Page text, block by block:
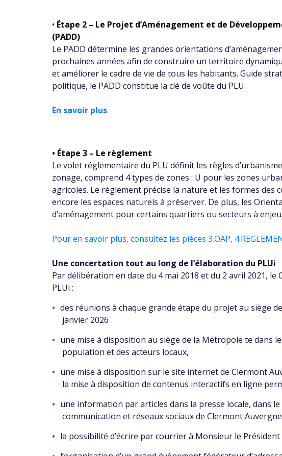
• Étape 2 – Le Projet d’Aménagement et de
(PADD)
Le PADD détermine les grandes orientations
prochaines années afin de construire un territoire
et améliorer le cadre de vie de tous les habitants. Guide
politique, le PADD constitue la clé de voûte du PLU.
En savoir plus
• Étape 3 – Le règlement
Le volet réglementaire du PLU définit les règles
zonage, comprend 4 types de zones : U pour les zones
agricoles. Le règlement précise la nature et les formes
encore les espaces naturels à préserver. De plus, les
d’aménagement pour certains quartiers ou secteurs à
Pour en savoir plus, consultez les pièces 3.OAP,
Une concertation tout au long de l’élaboration du PLUi
Par délibération en date du 4 mai 2018 et du 2 avril 2021,
PLUi :
des réunions à chaque grande étape du projet au siège
janvier 2026
une mise à disposition au siège de la Métropole te dans
population et des acteurs locaux,
une mise à disposition sur le site internet de Clermont
la mise à disposition de contenus interactifs en ligne
une information par articles dans la presse locale, dans
communication et réseaux sociaux de Clermont
la possibilité d’écrire par courrier à Monsieur le